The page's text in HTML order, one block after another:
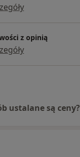
z opinią
ustalane są ceny?